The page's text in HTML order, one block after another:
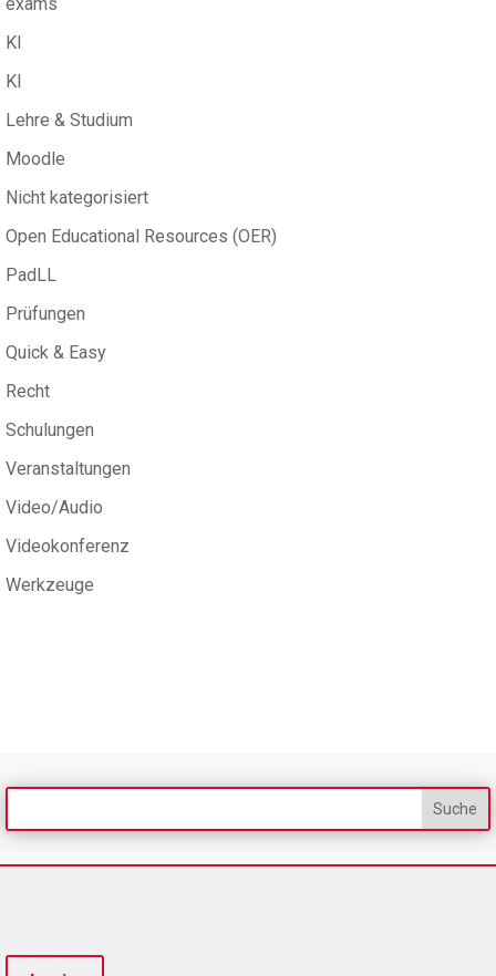
exams
KI
KI
Lehre & Studium
Moodle
Nicht kategorisiert
Open Educational Resources (OER)
PadLL
Prüfungen
Quick & Easy
Recht
Schulungen
Veranstaltungen
Video/Audio
Videokonferenz
Werkzeuge